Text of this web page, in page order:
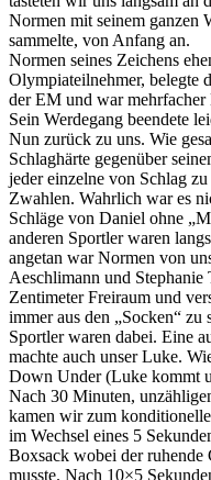
Normen mit seinem ganzen
sammelte, von Anfang an.
Normen seines Zeichens
Olympiateilnehmer, belegte
der EM und war mehrfacher
Sein Werdegang beendete
Nun zurück zu uns. Wie
Schlaghärte gegenüber
jeder einzelne von Schlag
Zwahlen. Wahrlich war es
Schläge von Daniel ohne
anderen Sportler waren
angetan war Normen von
Aeschlimann und Stephanie
Zentimeter Freiraum und
immer aus den „Socken“ zu
Sportler waren dabei. Eine
machte auch unser Luke.
Down Under (Luke kommt
Nach 30 Minuten,
kamen wir zum
im Wechsel eines 5
Boxsack wobei der ruhende
musste. Nach 10×5